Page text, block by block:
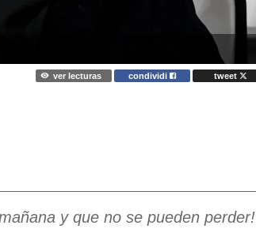
ver lecturas condividi tweet
y que no se pueden perder!